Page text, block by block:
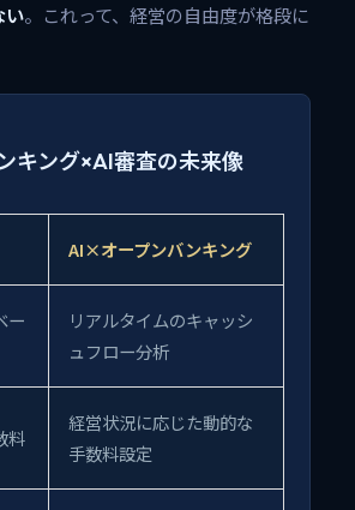
い。これって、経営の自由度が格段に
キング×AI審査の未来像
AI×オープンバンキング
ー
リアルタイムのキャッシ
ュフロー分析
料
経営状況に応じた動的な
手数料設定